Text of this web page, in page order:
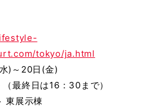
tokyo/ja.html
)～20日(金)
最終日は16：30まで）
東展示棟